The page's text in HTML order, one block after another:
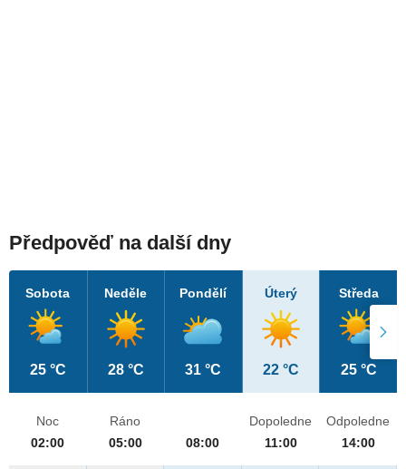
Předpověď na další dny
Sobota
25 °C
Neděle
28 °C
Pondělí
31 °C
Úterý
22 °C
Středa
25 °C
Noc
02:00
Ráno
05:00
08:00
Dopoledne
11:00
Odpoledne
14:00